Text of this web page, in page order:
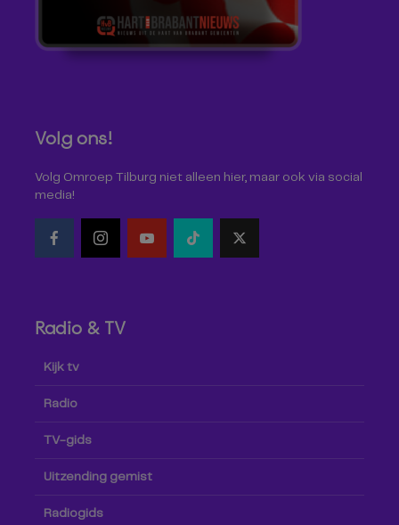
Volg ons!
Volg Omroep Tilburg niet alleen hier, maar ook via social
media!
Radio & TV
Kijk tv
Radio
TV-gids
Uitzending gemist
Radiogids